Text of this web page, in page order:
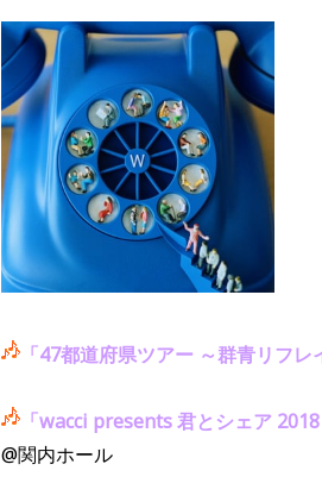
「47都道府県ツアー ～群青リフ
「wacci presents 君とシェア
@関内ホール